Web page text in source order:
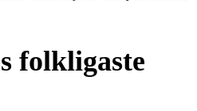
folkligaste